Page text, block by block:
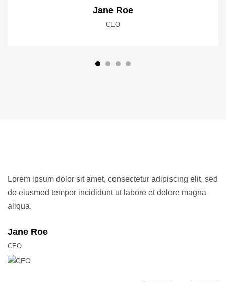
Jane Roe
CEO
Lorem ipsum dolor sit amet, consectetur adipiscing elit, sed
do eiusmod tempor incididunt ut labore et dolore magna
aliqua.
Jane Roe
CEO